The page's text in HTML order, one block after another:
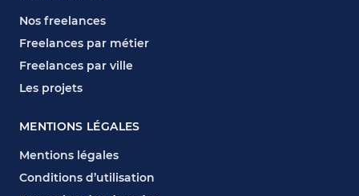
Nos freelances
Freelances par métier
Freelances par ville
Les projets
MENTIONS LÉGALES
Mentions légales
Conditions d’utilisation